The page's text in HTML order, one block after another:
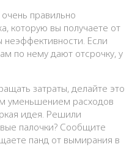
правильно
которую вы получаете от
неэффективности. Если
по нему дают отсрочку, у
затраты, делайте это
уменьшением расходов
идея. Решили
палочки? Сообщите
панд от вымирания в